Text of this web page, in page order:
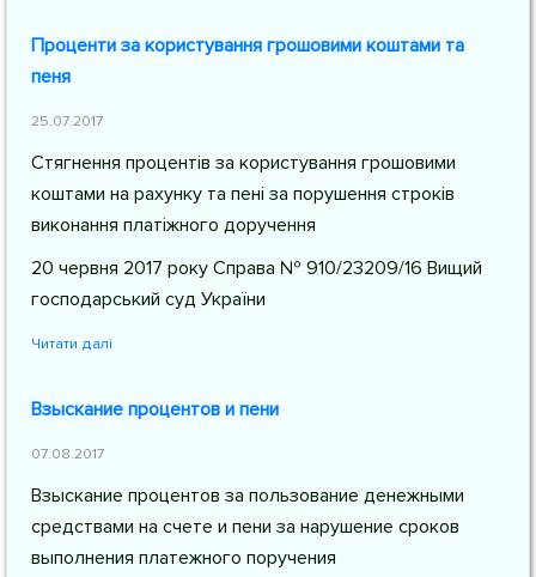
Проценти за користування грошовими коштами та
пеня
25.07.2017
Стягнення процентів за користування грошовими
коштами на рахунку та пені за порушення строків
виконання платіжного доручення
20 червня 2017 року Справа № 910/23209/16 Вищий
господарський суд України
Читати далі
Взыскание процентов и пени
07.08.2017
Взыскание процентов за пользование денежными
средствами на счете и пени за нарушение сроков
выполнения платежного поручения